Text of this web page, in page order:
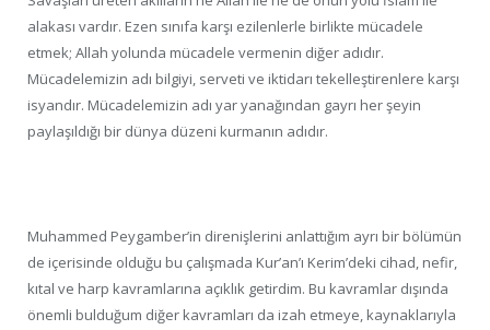
alakası vardır. Ezen sınıfa karşı ezilenlerle birlikte mücadele
etmek; Allah yolunda mücadele vermenin diğer adıdır.
Mücadelemizin adı bilgiyi, serveti ve iktidarı tekelleştirenlere karşı
isyandır. Mücadelemizin adı yar yanağından gayrı her şeyin
paylaşıldığı bir dünya düzeni kurmanın adıdır.
Muhammed Peygamber’in direnişlerini anlattığım ayrı bir bölümün
de içerisinde olduğu bu çalışmada Kur’an’ı Kerim’deki cihad, nefir,
kıtal ve harp kavramlarına açıklık getirdim. Bu kavramlar dışında
önemli bulduğum diğer kavramları da izah etmeye, kaynaklarıyla